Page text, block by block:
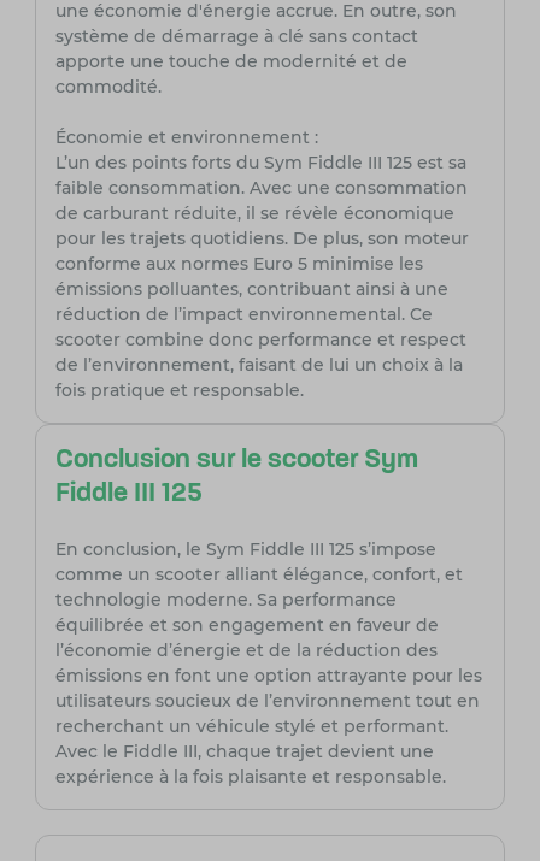
une économie d'énergie accrue. En outre, son
système de démarrage à clé sans contact
apporte une touche de modernité et de
commodité.
Économie et environnement :
L’un des points forts du Sym Fiddle III 125 est sa
faible consommation. Avec une consommation
de carburant réduite, il se révèle économique
pour les trajets quotidiens. De plus, son moteur
conforme aux normes Euro 5 minimise les
émissions polluantes, contribuant ainsi à une
réduction de l’impact environnemental. Ce
scooter combine donc performance et respect
de l’environnement, faisant de lui un choix à la
fois pratique et responsable.
Conclusion sur le scooter Sym
Fiddle III 125
En conclusion, le Sym Fiddle III 125 s’impose
comme un scooter alliant élégance, confort, et
technologie moderne. Sa performance
équilibrée et son engagement en faveur de
l’économie d’énergie et de la réduction des
émissions en font une option attrayante pour les
utilisateurs soucieux de l’environnement tout en
recherchant un véhicule stylé et performant.
Avec le Fiddle III, chaque trajet devient une
expérience à la fois plaisante et responsable.